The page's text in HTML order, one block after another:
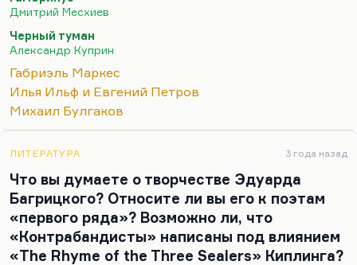
школа, «юго-западная», как её ещё называют,
одесская и отчасти киевская в лице Булгакова,
школа гудковская, если брать 20-е годы, началась
именно с Куприна.
Потому что Куприн, хотя он самого что ни на есть
наровчатского происхождения, и долго жил в
темпераменту южанин. Почему, собственно, он и
написал «Черный туман» о том, как Петербург
высасывает жизнь из…
Дмитрий Месхиев
Черный туман
Александр Куприн
Габриэль Маркес
Илья Ильф и Евгений Петров
Михаил Булгаков
ЛИТЕРАТУРА 3 года назад
Что вы думаете о творчестве Эдуарда
Багрицкого? Относите ли вы его к поэтам
«первого ряда»? Возможно ли, что
«Контрабандисты» написаны под влиянием
«The Rhyme of the Three Sealers» Киплинга?